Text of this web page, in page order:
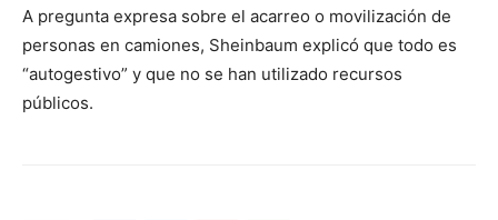
A pregunta expresa sobre el acarreo o movilización de
personas en camiones, Sheinbaum explicó que todo es
“autogestivo” y que no se han utilizado recursos
públicos.